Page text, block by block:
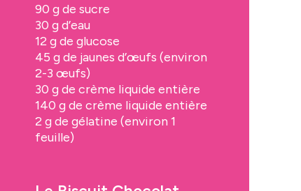
90 g de sucre
30 g d’eau
12 g de glucose
45 g de jaunes d’œufs (environ
2-3 œufs)
30 g de crème liquide entière
140 g de crème liquide entière
2 g de gélatine (environ 1
feuille)